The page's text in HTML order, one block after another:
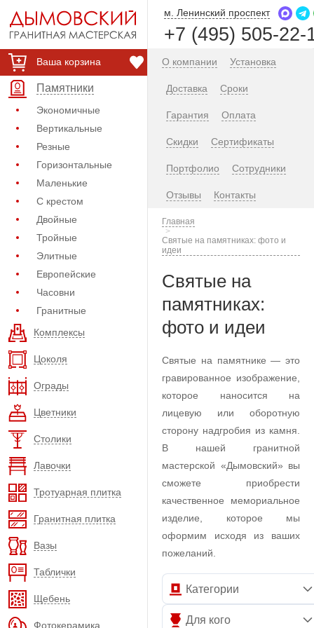
Ваша корзина
Памятники
Экономичные
Вертикальные
Резные
Горизонтальные
Маленькие
С крестом
Двойные
Тройные
Элитные
Европейские
Часовни
Гранитные
Комплексы
Цоколя
Ограды
Цветники
Столики
Лавочки
Тротуарная плитка
Гранитная плитка
Вазы
Таблички
Щебень
Фотокерамика
м. Ленинский проспект
+7 (495) 505-22-
О компании Установка
Доставка Сроки
Гарантия Оплата
Скидки Сертификаты
Портфолио Сотрудники
Отзывы Контакты
Главная
Святые на памятниках: фото и
идеи
Святые на
памятниках:
фото и идеи
Святые на памятнике — это
гравированное изображение,
которое наносится на
лицевую или оборотную
сторону надгробия из камня.
В нашей гранитной
мастерской «Дымовский» вы
сможете приобрести
качественное мемориальное
изделие, которое мы
оформим исходя из ваших
пожеланий.
Категории
Для кого